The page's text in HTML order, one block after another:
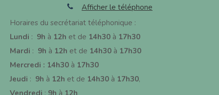
Afficher le téléphone
Horaires du secrétariat téléphonique :
Lundi : 9h à 12h et de 14h30 à 17h30
Mardi : 9h à 12h et de 14h30 à 17h30
Mercredi : 14h30 à 17h30
Jeudi : 9h à 12h et de 14h30 à 17h30,
Vendredi : 9h à 12h